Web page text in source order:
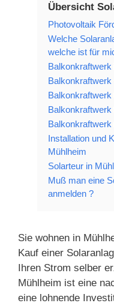
Übersicht
Photovoltaik
Welche
welche ist für
Balkonkraftwerk
Balkonkraftwerk
Balkonkraftwerk
Installation und
Mühlheim
Solarteur in
Muß man eine
anmelden ?
Sie wohnen in
Kauf einer
Ihren Strom selber
Mühlheim ist eine
eine lohnende